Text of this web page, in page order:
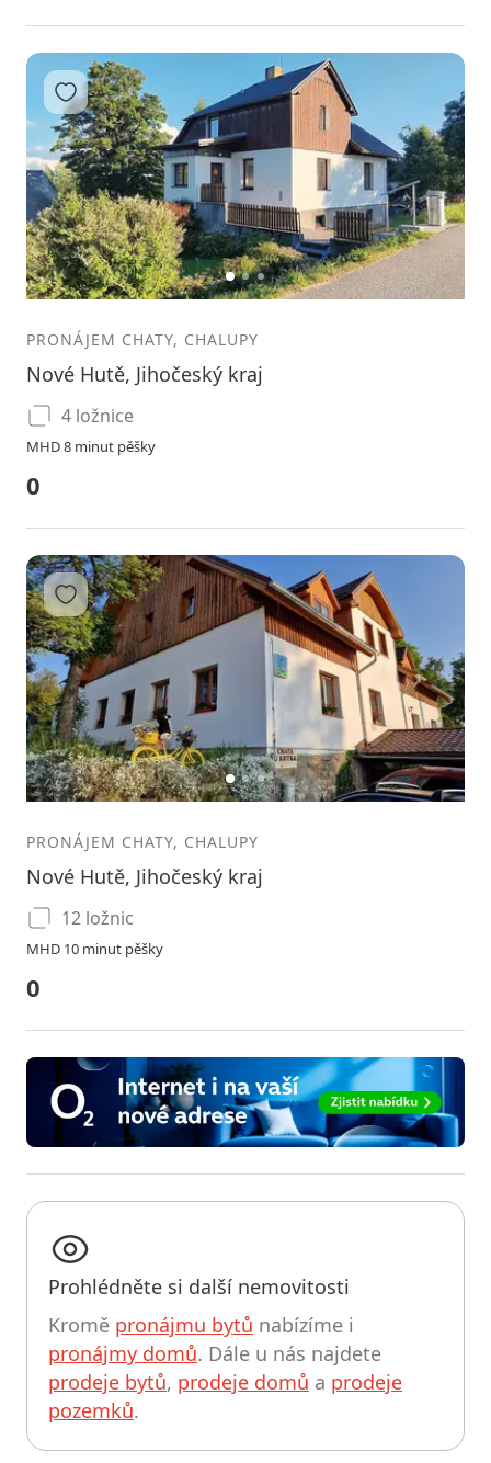
UPRAVIT HLEDÁNÍ
12 3
Přidat do oblíbených
PRONÁJEM CHATY, CHALUPY
Nové Hutě, Jihočeský kraj
4 ložnice
MHD 8 minut pěšky
0
12 3
Přidat do oblíbených
PRONÁJEM CHATY, CHALUPY
Nové Hutě, Jihočeský kraj
12 ložnic
MHD 10 minut pěšky
0
Prohlédněte si další nemovitosti
Kromě pronájmu bytů nabízíme i
pronájmy domů. Dále u nás najdete
prodeje bytů, prodeje domů a prodeje
pozemků.